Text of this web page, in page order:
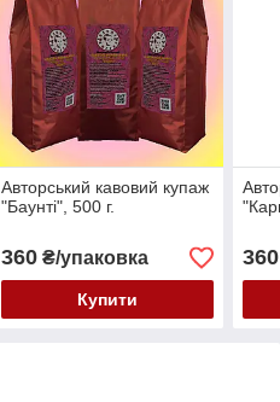
Авторський кавовий купаж
"Баунті", 500 г.
360₴/упаковка
Купити
360